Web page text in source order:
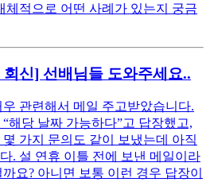
체적으로 어떤 사례가 있는지 궁금
신] 선배님들 도와주세요..
관련해서 메일 주고받았습니다.
해당 날짜 가능하다”고 답장했고,
가지 문의도 같이 보냈는데 아직
. 설 연휴 이틀 전에 보낸 메일이라
요? 아니면 보통 이런 경우 답장이